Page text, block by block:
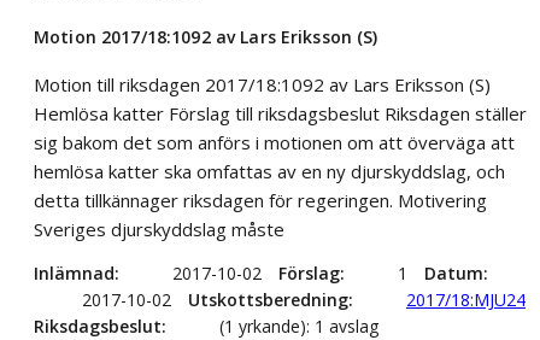
Motion 2017/18:1092 av Lars Eriksson (S)
Motion till riksdagen 2017/18:1092 av Lars Eriksson (S)
Hemlösa katter Förslag till riksdagsbeslut Riksdagen ställer
sig bakom det som anförs i motionen om att överväga att
hemlösa katter ska omfattas av en ny djurskyddslag, och
detta tillkännager riksdagen för regeringen. Motivering
Sveriges djurskyddslag måste
Inlämnad 2017-10-02 Förslag 1
Datum
2017-10-02
Utskottsberedning
2017/18:MJU24
Riksdagsbeslut
(1 yrkande): 1 avslag